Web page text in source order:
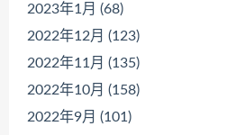
2023年1月 (68)
2022年12月 (123)
2022年11月 (135)
2022年10月 (158)
2022年9月 (101)